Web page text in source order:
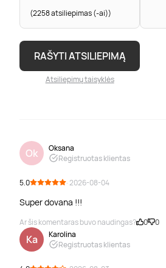
(2258 atsiliepimas (-ai))
RAŠYTI ATSILIEPIMĄ
Atsiliepimų taisyklės
Ok
Oksana
Registruotas klientas
5.0 · 2026-08-04
Super dovana !!!
Ar šis komentaras buvo naudingas? 0 0
Ka
Karolina
Registruotas klientas